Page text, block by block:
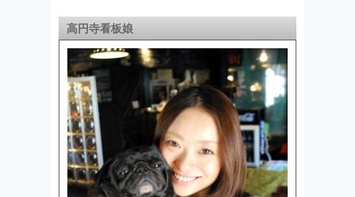
高円寺看板娘